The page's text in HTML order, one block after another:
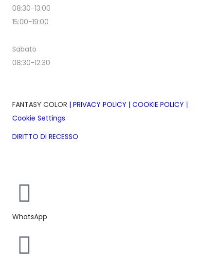
08:30-13:00
15:00-19:00
Sabato
08:30-12:30
FANTASY COLOR | PRIVACY POLICY | COOKIE POLICY |
Cookie Settings
DIRITTO DI RECESSO
WhatsApp